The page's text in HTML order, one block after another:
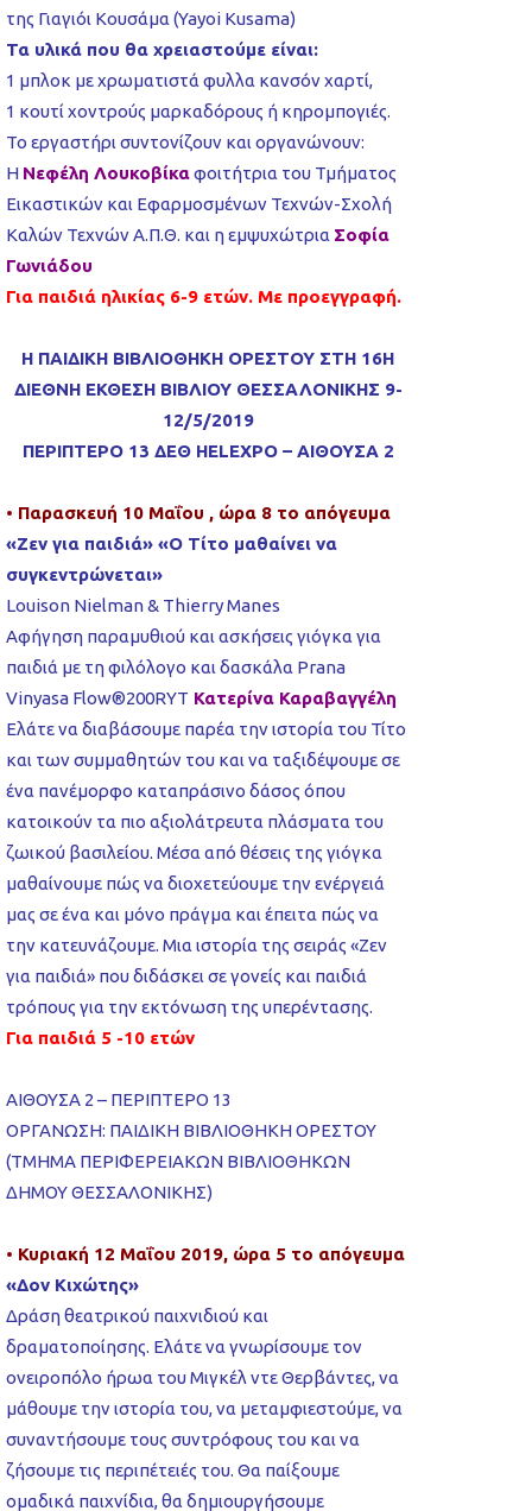
της Γιαγιόι Κουσάμα (Yayoi Kusama)
Τα υλικά που θα χρειαστούμε είναι:
1 μπλοκ με χρωματιστά φυλλα κανσόν χαρτί,
1 κουτί χοντρούς μαρκαδόρους ή κηρομπογιές.
Το εργαστήρι συντονίζουν και οργανώνουν:
Η Νεφέλη Λουκοβίκαφοιτήτρια του Τμήματος
Εικαστικών και Εφαρμοσμένων Τεχνών-Σχολή
Καλών Τεχνών Α.Π.Θ. και η εμψυχώτρια Σοφία
Γωνιάδου
Για παιδιά ηλικίας 6-9 ετών. Με προεγγραφή.
Η ΠΑΙΔΙΚΗ ΒΙΒΛΙΟΘΗΚΗ ΟΡΕΣΤΟΥ ΣΤΗ 16Η
ΔΙΕΘΝΗ ΕΚΘΕΣΗ ΒΙΒΛΙΟΥ ΘΕΣΣΑΛΟΝΙΚΗΣ 9-
12/5/2019
ΠΕΡΙΠΤΕΡΟ 13 ΔΕΘ HELEXPO – ΑΙΘΟΥΣΑ 2
• Παρασκευή 10 Μαΐου , ώρα 8 το απόγευμα
«Ζεν για παιδιά» «Ο Τίτο μαθαίνει να
συγκεντρώνεται»
Louison Nielman & Thierry Manes
Αφήγηση παραμυθιού και ασκήσεις γιόγκα για
παιδιά με τη φιλόλογο και δασκάλα Prana
Vinyasa Flow®200RYT Κατερίνα Καραβαγγέλη
Ελάτε να διαβάσουμε παρέα την ιστορία του Τίτο
και των συμμαθητών του και να ταξιδέψουμε σε
ένα πανέμορφο καταπράσινο δάσος όπου
κατοικούν τα πιο αξιολάτρευτα πλάσματα του
ζωικού βασιλείου. Μέσα από θέσεις της γιόγκα
μαθαίνουμε πώς να διοχετεύουμε την ενέργειά
μας σε ένα και μόνο πράγμα και έπειτα πώς να
την κατευνάζουμε. Μια ιστορία της σειράς «Ζεν
για παιδιά» που διδάσκει σε γονείς και παιδιά
τρόπους για την εκτόνωση της υπερέντασης.
Για παιδιά 5 -10 ετών
ΑΙΘΟΥΣΑ 2 – ΠΕΡΙΠΤΕΡΟ 13
ΟΡΓΑΝΩΣΗ: ΠΑΙΔΙΚΗ ΒΙΒΛΙΟΘΗΚΗ ΟΡΕΣΤΟΥ
(ΤΜΗΜΑ ΠΕΡΙΦΕΡΕΙΑΚΩΝ ΒΙΒΛΙΟΘΗΚΩΝ
ΔΗΜΟΥ ΘΕΣΣΑΛΟΝΙΚΗΣ)
• Κυριακή 12 Μαΐου 2019, ώρα 5 το απόγευμα
«Δον Κιχώτης»
Δράση θεατρικού παιχνιδιού και
δραματοποίησης. Ελάτε να γνωρίσουμε τον
ονειροπόλο ήρωα του Μιγκέλ ντε Θερβάντες, να
μάθουμε την ιστορία του, να μεταμφιεστούμε, να
συναντήσουμε τους συντρόφους του και να
ζήσουμε τις περιπέτειές του. Θα παίξουμε
ομαδικά παιχνίδια, θα δημιουργήσουμε